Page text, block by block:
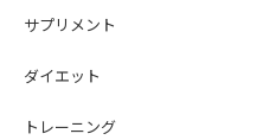
サプリメント
ダイエット
トレーニング